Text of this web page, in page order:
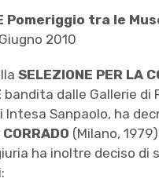
Pomeriggio tra le
2010
SELEZIONE PER LA
bandita dalle Gallerie di
Intesa Sanpaolo, ha
(Milano,
ha inoltre deciso